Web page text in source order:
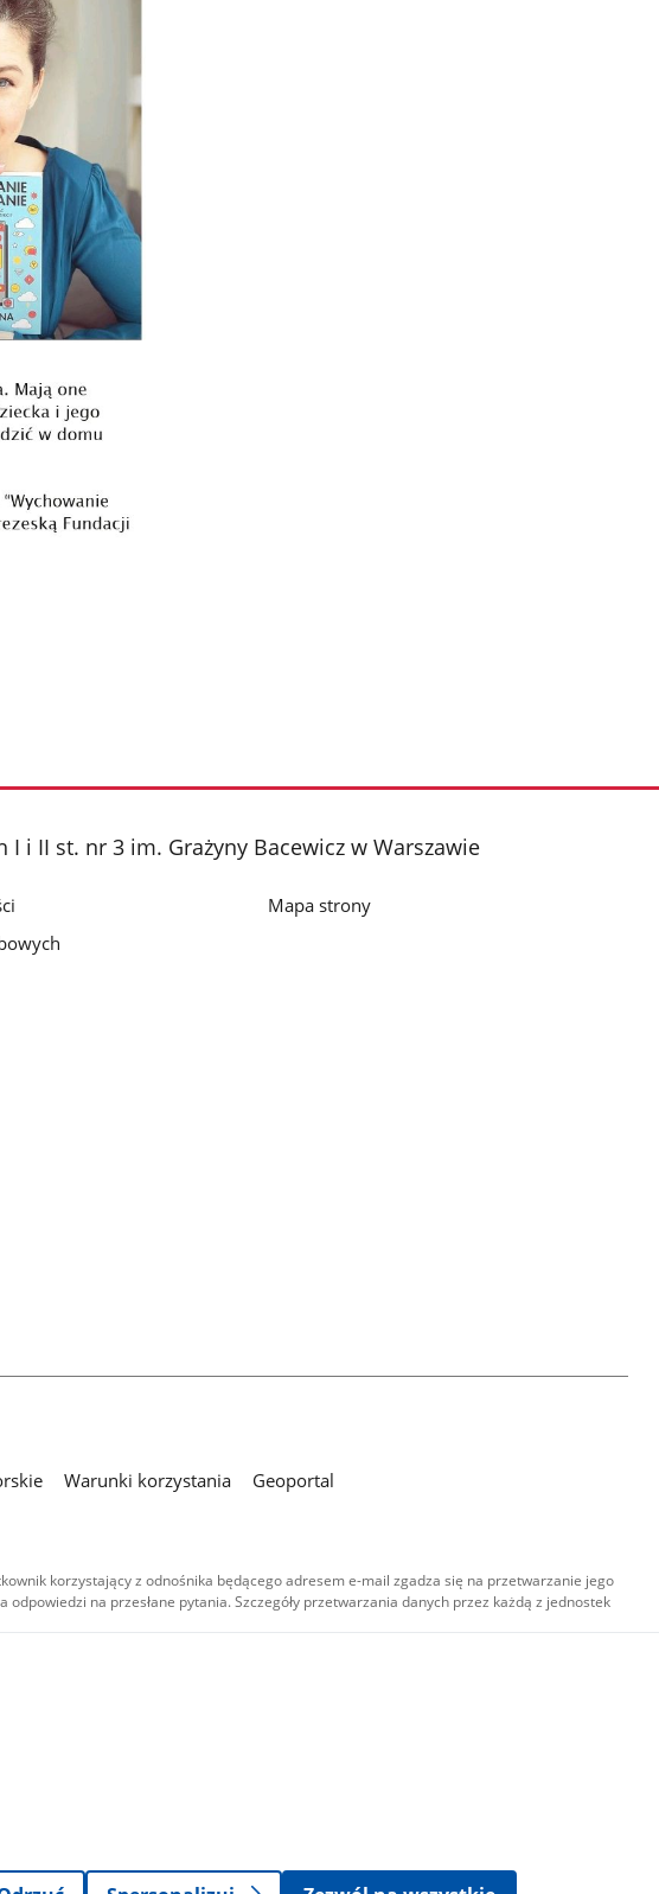
I i II st. nr 3 im. Grażyny Bacewicz w Warszawie
Mapa strony
Warunki korzystania
Geoportal
korzystający z odnośnika będącego adresem e-mail zgadza się na przetwarzanie jego
na przesłane pytania. Szczegóły przetwarzania danych przez każdą z jednostek
są
samych
audio i wideo,
niekomercyjne -